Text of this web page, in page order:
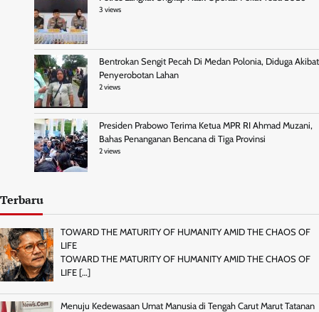
3 views
Bentrokan Sengit Pecah Di Medan Polonia, Diduga Akibat
Penyerobotan Lahan
2 views
Presiden Prabowo Terima Ketua MPR RI Ahmad Muzani,
Bahas Penanganan Bencana di Tiga Provinsi
2 views
Terbaru
TOWARD THE MATURITY OF HUMANITY AMID THE CHAOS OF
LIFE
TOWARD THE MATURITY OF HUMANITY AMID THE CHAOS OF
LIFE […]
Menuju Kedewasaan Umat Manusia di Tengah Carut Marut Tatanan